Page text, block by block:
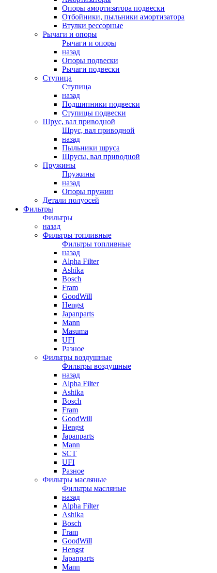
Опоры амортизатора подвески
Отбойники, пыльники амортизатора
Втулки рессорные
Рычаги и опоры
Рычаги и опоры
назад
Опоры подвески
Рычаги подвески
Ступица
Ступица
назад
Подшипники подвески
Ступицы подвески
Шрус, вал приводной
Шрус, вал приводной
назад
Пыльники шруса
Шрусы, вал приводной
Пружины
Пружины
назад
Опоры пружин
Детали полуосей
Фильтры
Фильтры
назад
Фильтры топливные
Фильтры топливные
назад
Alpha Filter
Ashika
Bosch
Fram
GoodWill
Hengst
Japanparts
Mann
Masuma
UFI
Разное
Фильтры воздушные
Фильтры воздушные
назад
Alpha Filter
Ashika
Bosch
Fram
GoodWill
Hengst
Japanparts
Mann
SCT
UFI
Разное
Фильтры масляные
Фильтры масляные
назад
Alpha Filter
Ashika
Bosch
Fram
GoodWill
Hengst
Japanparts
Mann